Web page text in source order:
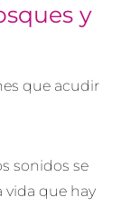
y
que acudir
sonidos se
vida que hay